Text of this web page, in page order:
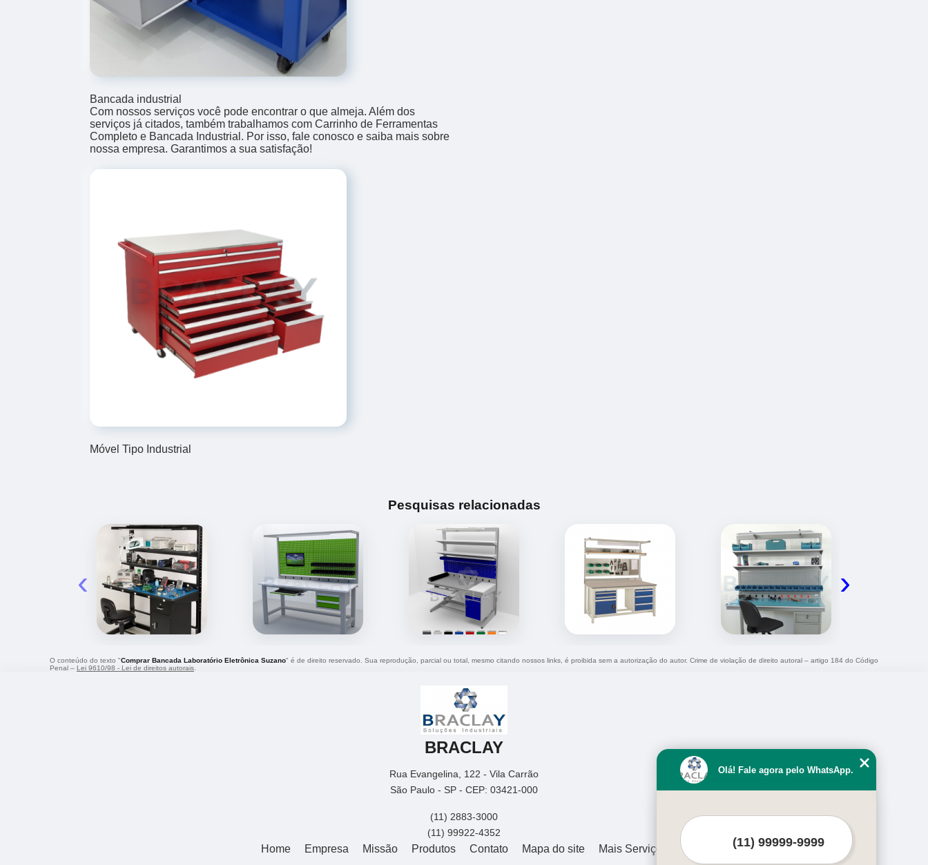
Bancada industrial
Com nossos serviços você pode encontrar o que almeja. Além dos
serviços já citados, também trabalhamos com Carrinho de Ferramentas
Completo e Bancada Industrial. Por isso, fale conosco e saiba mais sobre
nossa empresa. Garantimos a sua satisfação!
Móvel Tipo Industrial
Pesquisas relacionadas
‹ ›
O conteúdo do texto "Comprar Bancada Laboratório Eletrônica Suzano" é de direito reservado. Sua reprodução, parcial ou total, mesmo citando nossos links, é proibida sem a autorização do autor. Crime de violação de direito autoral – artigo 184 do Código
Penal – Lei 9610/98 - Lei de direitos autorais
BRACLAY
Rua Evangelina, 122 - Vila Carrão
São Paulo - SP - CEP: 03421-000
(11) 2883-3000
(11) 99922-4352
Home Empresa Missão Produtos Contato Mapa do site Mais Serviços
Olá! Fale agora pelo WhatsApp.